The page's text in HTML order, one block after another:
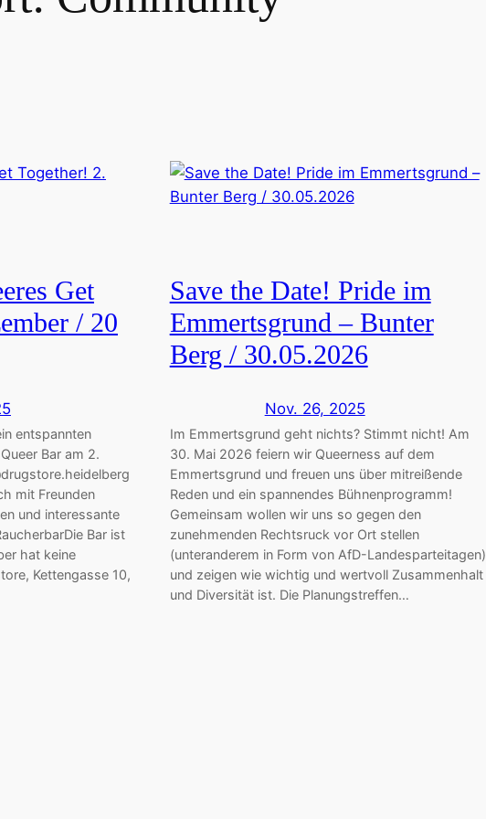
Get
/ 20
entspannten
Bar am 2.
mit Freunden
und interessante
Bar ist
hat keine
Kettengasse 10,
Save the Date! Pride im
Emmertsgrund – Bunter
Berg / 30.05.2026
Nov. 26, 2025
Im Emmertsgrund geht nichts? Stimmt nicht! Am
30. Mai 2026 feiern wir Queerness auf dem
Emmertsgrund und freuen uns über mitreißende
Reden und ein spannendes Bühnenprogramm!
Gemeinsam wollen wir uns so gegen den
zunehmenden Rechtsruck vor Ort stellen
(unteranderem in Form von AfD-Landesparteitagen)
und zeigen wie wichtig und wertvoll Zusammenhalt
und Diversität ist. Die Planungstreffen…